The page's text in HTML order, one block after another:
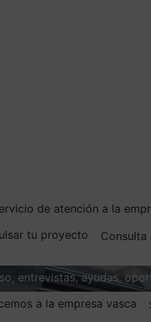
de atención a la
tu proyecto
Consulta
entrevistas, ayudas,
a la empresa vasca